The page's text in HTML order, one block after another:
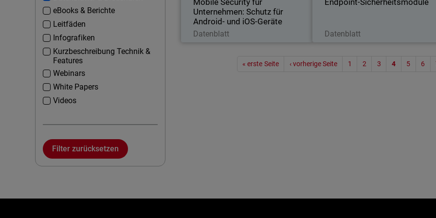
eBooks & Berichte
Leitfäden
Infografiken
Kurzbeschreibung Technik &
Features
Webinars
White Papers
Videos
Filter zurücksetzen
Mobile Security für
Unternehmen: Schutz für
Android- und iOS-Geräte
Datenblatt
Jetzt herunterladen
Endpoint-Sicherheitsmodule
Datenblatt
« erste Seite ‹ vorherige Seite 1 2 3 4 5 6